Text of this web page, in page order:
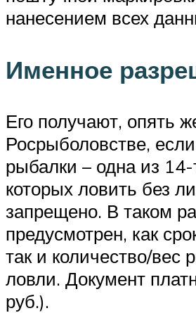
нанесением всех
Именное
Его получают, опять
Росрыболовстве,
рыбалки – одна из
которых ловить без
запрещено. В таком
предусмотрен, как
так и количество/вес
ловли. Документ
руб.).